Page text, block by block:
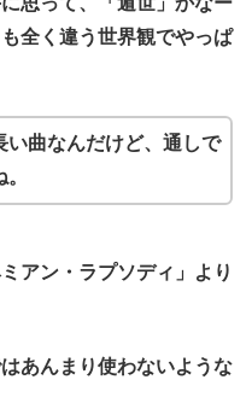
全く違う世界観でやっぱ
い曲なんだけど、通しで
アン・ラプソディ」より
あんまり使わないような